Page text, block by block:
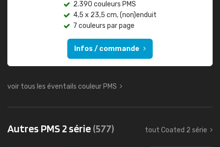
2.390 couleurs PMS
4,5 x 23,5 cm, (non)enduit
7 couleurs par page
Infos / commande
voir tous les éventails couleur PMS
Autres PMS 2 série(577) tout Coated 2 série